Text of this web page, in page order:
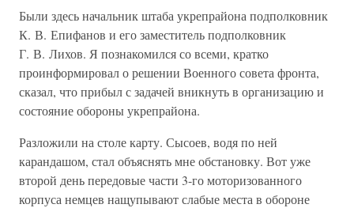
Были здесь начальник штаба укрепрайона подполковник
К. В. Епифанов и его заместитель подполковник
Г. В. Лихов. Я познакомился со всеми, кратко
проинформировал о решении Военного совета фронта,
сказал, что прибыл с задачей вникнуть в организацию и
состояние обороны укрепрайона.
Разложили на столе карту. Сысоев, водя по ней
карандашом, стал объяснять мне обстановку. Вот уже
второй день передовые части 3-го моторизованного
корпуса немцев нащупывают слабые места в обороне